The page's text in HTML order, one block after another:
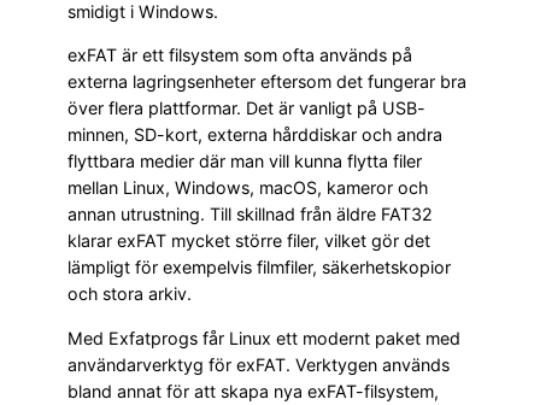
smidigt i Windows.
exFAT är ett filsystem som ofta används på
externa lagringsenheter eftersom det fungerar bra
över flera plattformar. Det är vanligt på USB-
minnen, SD-kort, externa hårddiskar och andra
flyttbara medier där man vill kunna flytta filer
mellan Linux, Windows, macOS, kameror och
annan utrustning. Till skillnad från äldre FAT32
klarar exFAT mycket större filer, vilket gör det
lämpligt för exempelvis filmfiler, säkerhetskopior
och stora arkiv.
Med Exfatprogs får Linux ett modernt paket med
användarverktyg för exFAT. Verktygen används
bland annat för att skapa nya exFAT-filsystem,